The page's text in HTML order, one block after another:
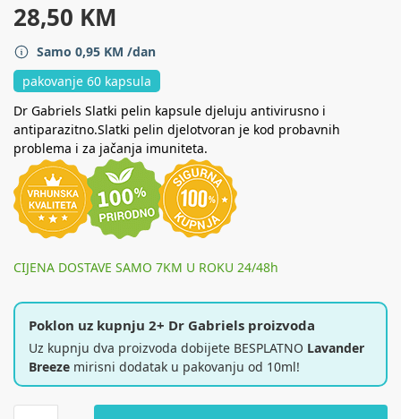
28,50 KM
Samo 0,95 KM /dan
pakovanje 60 kapsula
Dr Gabriels Slatki pelin kapsule djeluju antivirusno i
antiparazitno.Slatki pelin djelotvoran je kod probavnih
problema i za jačanja imuniteta.
CIJENA DOSTAVE SAMO 7KM U ROKU 24/48h
Poklon uz kupnju 2+ Dr Gabriels proizvoda
Uz kupnju dva proizvoda dobijete BESPLATNO Lavander
Breeze mirisni dodatak u pakovanju od 10ml!